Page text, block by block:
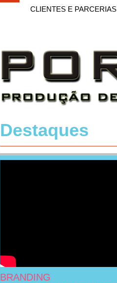
CLIENTES E PARCERIAS
Destaques
BRANDING